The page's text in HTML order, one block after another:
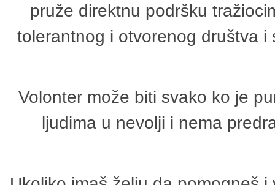
pruže direktnu podršku
tolerantnog i otvorenog društva
Volonter može biti svako ko je
ljudima u nevolji i nema